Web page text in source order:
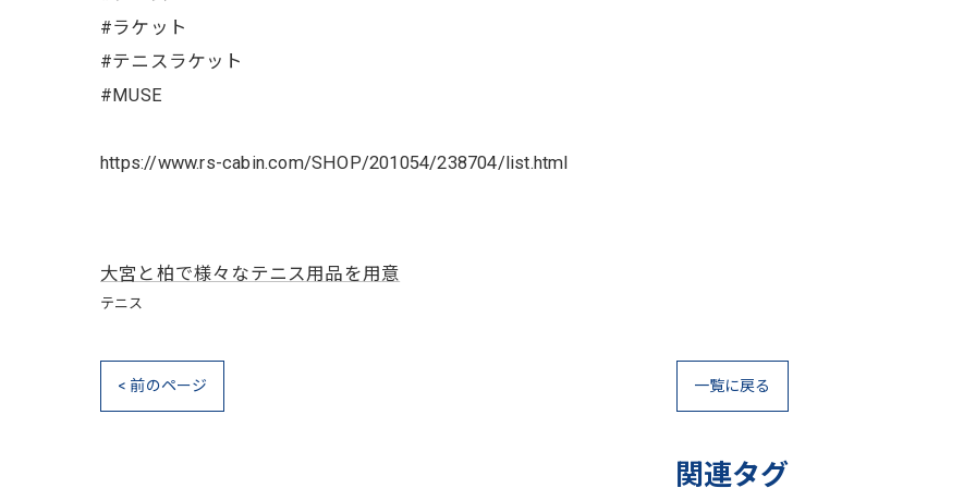
#ラケット
#テニスラケット
#MUSE
https://www.rs-cabin.com/SHOP/201054/238704/list.html
大宮と柏で様々なテニス用品を用意
テニス
< 前のページ 一覧に戻る
関連タグ